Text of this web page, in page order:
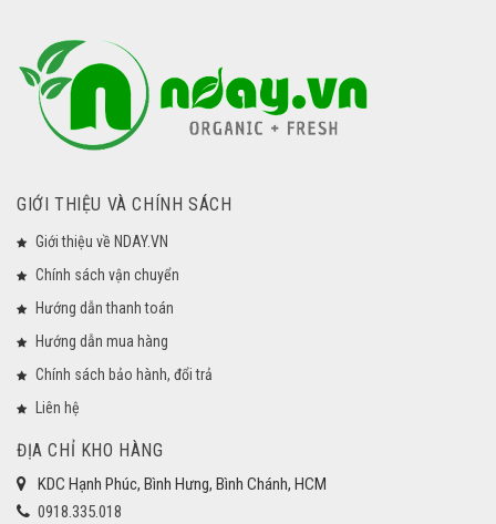
GIỚI THIỆU VÀ CHÍNH SÁCH
Giới thiệu về NDAY.VN
Chính sách vận chuyển
Hướng dẫn thanh toán
Hướng dẫn mua hàng
Chính sách bảo hành, đổi trả
Liên hệ
ĐỊA CHỈ KHO HÀNG
KDC Hạnh Phúc, Bình Hưng, Bình Chánh, HCM
0918.335.018